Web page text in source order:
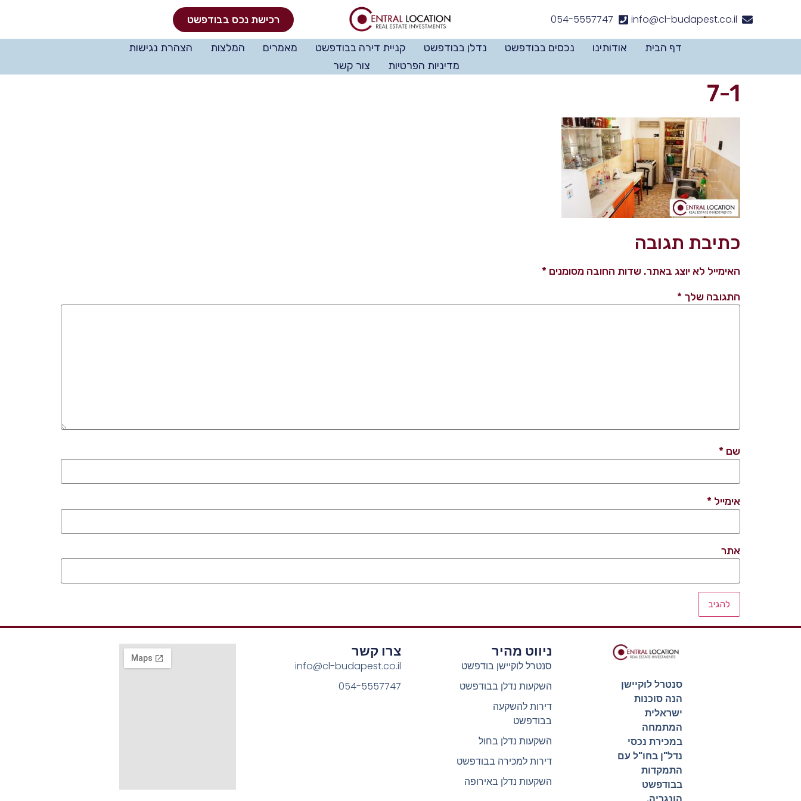
info@cl-budapest.co.il
054-5557747 רכישת נכס בבודפשט
דף הבית אודותינו נכסים בבודפשט נדלן בבודפשט קניית דירה בבודפשט מאמרים המלצות
הצהרת נגישות
מדיניות הפרטיות
צור קשר
7-1
כתיבת תגובה
האימייל לא יוצג באתר. שדות החובה מסומנים *
התגובה שלך *
שם *
אימייל *
אתר
סנטרל לוקיישן
הנה סוכנות
ישראלית
המתמחה
במכירת נכסי
נדל"ן בחו"ל עם
התמקדות
בבודפשט
ניווט מהיר
סנטרל לוקיישן בודפשט
השקעות נדלן בבודפשט
דירות להשקעה
בבודפשט
השקעות נדלן בחול
דירות למכירה בבודפשט
השקעות נדלן באירופה
צרו קשר
info@cl-budapest.co.il
054-5557747